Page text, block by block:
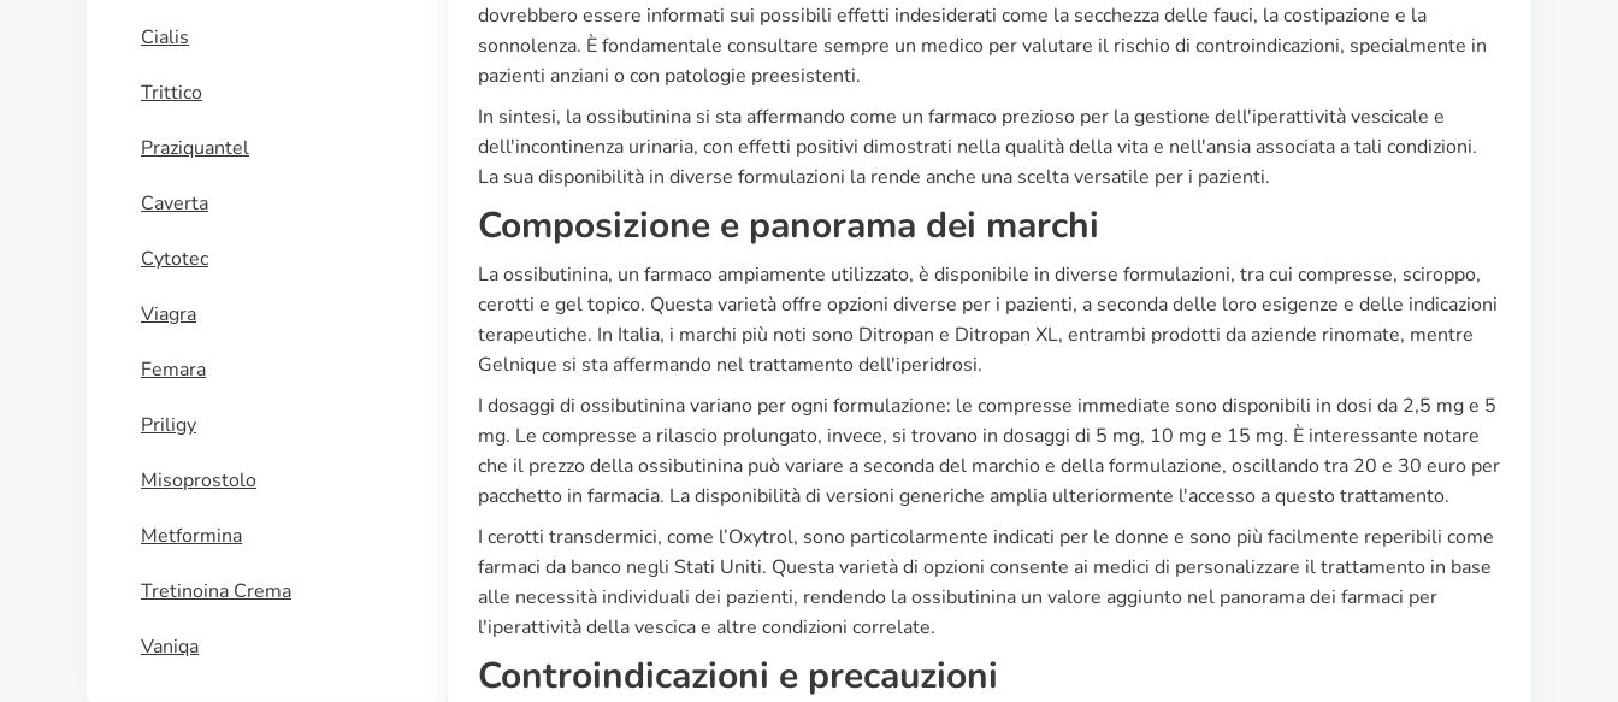
Cialis
Trittico
Praziquantel
Caverta
Cytotec
Viagra
Femara
Priligy
Misoprostolo
Metformina
Tretinoina Crema
Vaniqa
dovrebbero essere informati sui possibili effetti indesiderati come la secchezza delle fauci, la costipazione e la
sonnolenza. È fondamentale consultare sempre un medico per valutare il rischio di controindicazioni, specialmente in
pazienti anziani o con patologie preesistenti.
In sintesi, la ossibutinina si sta affermando come un farmaco prezioso per la gestione dell'iperattività vescicale e
dell'incontinenza urinaria, con effetti positivi dimostrati nella qualità della vita e nell'ansia associata a tali condizioni.
La sua disponibilità in diverse formulazioni la rende anche una scelta versatile per i pazienti.
Composizione e panorama dei marchi
La ossibutinina, un farmaco ampiamente utilizzato, è disponibile in diverse formulazioni, tra cui compresse, sciroppo,
cerotti e gel topico. Questa varietà offre opzioni diverse per i pazienti, a seconda delle loro esigenze e delle indicazioni
terapeutiche. In Italia, i marchi più noti sono Ditropan e Ditropan XL, entrambi prodotti da aziende rinomate, mentre
Gelnique si sta affermando nel trattamento dell'iperidrosi.
I dosaggi di ossibutinina variano per ogni formulazione: le compresse immediate sono disponibili in dosi da 2,5 mg e 5
mg. Le compresse a rilascio prolungato, invece, si trovano in dosaggi di 5 mg, 10 mg e 15 mg. È interessante notare
che il prezzo della ossibutinina può variare a seconda del marchio e della formulazione, oscillando tra 20 e 30 euro per
pacchetto in farmacia. La disponibilità di versioni generiche amplia ulteriormente l'accesso a questo trattamento.
I cerotti transdermici, come l’Oxytrol, sono particolarmente indicati per le donne e sono più facilmente reperibili come
farmaci da banco negli Stati Uniti. Questa varietà di opzioni consente ai medici di personalizzare il trattamento in base
alle necessità individuali dei pazienti, rendendo la ossibutinina un valore aggiunto nel panorama dei farmaci per
l'iperattività della vescica e altre condizioni correlate.
Controindicazioni e precauzioni